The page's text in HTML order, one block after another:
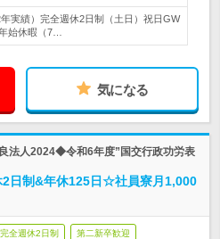
実績）完全週休2日制（土日）祝日GW
始休暇（7…
気になる
法人2024◆令和6年度”国交行政功労表
2日制&年休125日☆社員寮月1,000
完全週休2日制 第二新卒歓迎